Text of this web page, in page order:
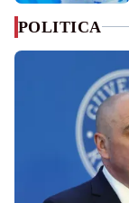
POLITICA